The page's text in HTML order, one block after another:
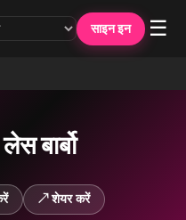
साइन इन ☰
लेस बार्बो
↗ शेयर करें